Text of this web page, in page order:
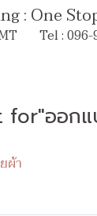
: One
Tel : 096-
for"ออก
ผ้า